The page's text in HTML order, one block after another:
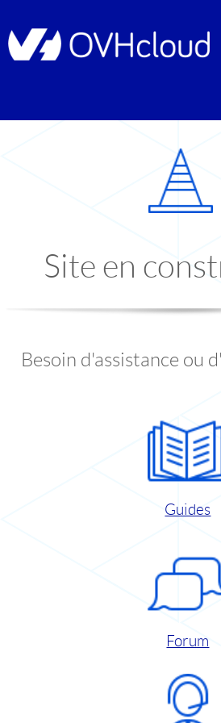
Site en
Besoin d'assistance ou
Guides
Forum